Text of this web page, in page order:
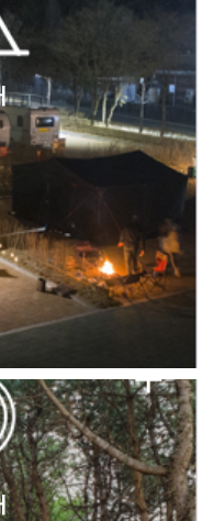
검의 날 변경 안내
공지
[6/1]전산시스템 점검 및 안정화에 따른 서비스 이용 제한 안내